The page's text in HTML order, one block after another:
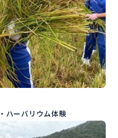
ハーバリウム体験